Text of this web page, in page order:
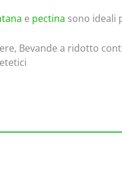
e pectina sono ideali
Bevande a ridotto